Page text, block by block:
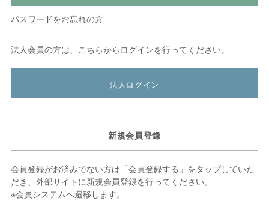
パスワードをお忘れの方
法人会員の方は、こちらからログインを行ってください。
法人ログイン
新規会員登録
会員登録がお済みでない方は「会員登録する」をタップしていた
だき、外部サイトに新規会員登録を行ってください。
※会員システムへ遷移します。